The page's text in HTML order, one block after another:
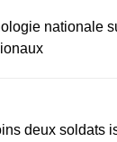
nationale
deux soldats